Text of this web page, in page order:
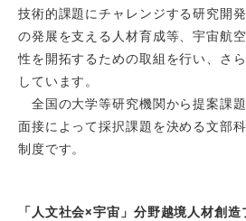
技術的課題にチャレンジする研究開
の発展を支える人材育成等、宇宙航
性を開拓するための取組を行い、さ
しています。
全国の大学等研究機関から提案課
面接によって採択課題を決める文部
制度です。
「人文社会×宇宙」分野越境人材創